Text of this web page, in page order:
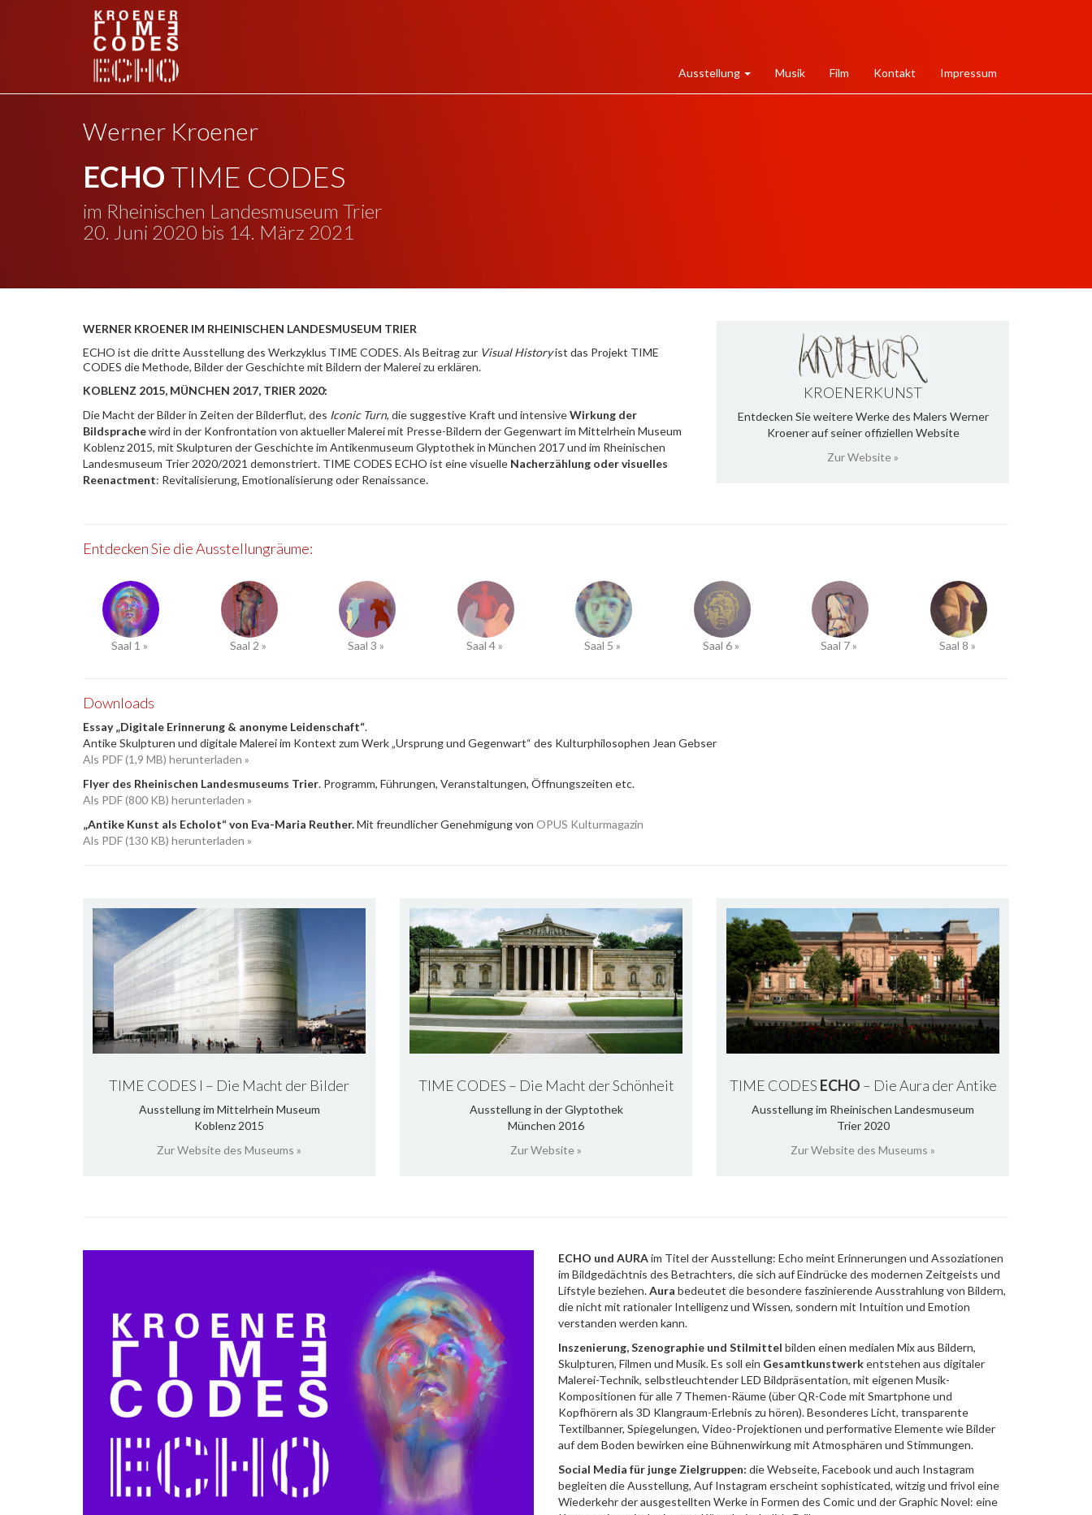
Ausstellung Musik Film Kontakt Impressum
Werner Kroener
ECHO TIME CODES
im Rheinischen Landesmuseum Trier
20. Juni 2020 bis 14. März 2021
WERNER KROENER IM RHEINISCHEN LANDESMUSEUM TRIER
ECHO ist die dritte Ausstellung des Werkzyklus TIME CODES. Als Beitrag zur Visual Historyist das Projekt TIME
CODES die Methode, Bilder der Geschichte mit Bildern der Malerei zu erklären.
KOBLENZ 2015, MÜNCHEN 2017, TRIER 2020:
Die Macht der Bilder in Zeiten der Bilderflut, des Iconic Turn, die suggestive Kraft und intensiveWirkung der
Bildsprachewird in der Konfrontation von aktueller Malerei mit Presse-Bildern der Gegenwart im Mittelrhein Museum
Koblenz 2015, mit Skulpturen der Geschichte im Antikenmuseum Glyptothek in München 2017 und im Rheinischen
Landesmuseum Trier 2020/2021 demonstriert. TIME CODES ECHO ist eine visuelle Nacherzählung oder visuelles
Reenactment: Revitalisierung, Emotionalisierung oder Renaissance.
KROENERKUNST
Entdecken Sie weitere Werke des Malers Werner
Kroener auf seiner offiziellen Website
Zur Website »
Entdecken Sie die Ausstellungräume:
Saal 1 » Saal 2 » Saal 3 » Saal 4 » Saal 5 » Saal 6 » Saal 7 » Saal 8 »
Downloads
Essay „Digitale Erinnerung & anonyme Leidenschaft“.
Antike Skulpturen und digitale Malerei im Kontext zum Werk „Ursprung und Gegenwart“ des Kulturphilosophen Jean Gebser
Als PDF (1,9 MB) herunterladen »
Flyer des Rheinischen Landesmuseums Trier. Programm, Führungen, Veranstaltungen, Öffnungszeiten etc.
Als PDF (800 KB) herunterladen »
„Antike Kunst als Echolot“ von Eva-Maria Reuther.Mit freundlicher Genehmigung von OPUS Kulturmagazin
Als PDF (130 KB) herunterladen »
TIME CODES I – Die Macht der Bilder
Ausstellung im Mittelrhein Museum
Koblenz 2015
Zur Website des Museums »
TIME CODES – Die Macht der Schönheit
Ausstellung in der Glyptothek
München 2016
Zur Website »
TIME CODES ECHO – Die Aura der Antike
Ausstellung im Rheinischen Landesmuseum
Trier 2020
Zur Website des Museums »
ECHO und AURAim Titel der Ausstellung: Echo meint Erinnerungen und Assoziationen
im Bildgedächtnis des Betrachters, die sich auf Eindrücke des modernen Zeitgeists und
Lifstyle beziehen.Aura bedeutet die besondere faszinierende Ausstrahlung von Bildern,
die nicht mit rationaler Intelligenz und Wissen, sondern mit Intuition und Emotion
verstanden werden kann.
Inszenierung, Szenographie und Stilmittel bilden einen medialen Mix aus Bildern,
Skulpturen, Filmen und Musik. Es soll ein Gesamtkunstwerkentstehen aus digitaler
Malerei-Technik, selbstleuchtender LED Bildpräsentation, mit eigenen Musik-
Kompositionen für alle 7 Themen-Räume (über QR-Code mit Smartphone und
Kopfhörern als 3D Klangraum-Erlebnis zu hören). Besonderes Licht, transparente
Textilbanner, Spiegelungen, Video-Projektionen und performative Elemente wie Bilder
auf dem Boden bewirken eine Bühnenwirkung mit Atmosphären und Stimmungen.
Social Media für junge Zielgruppen: die Webseite, Facebook und auch Instagram
begleiten die Ausstellung, Auf Instagram erscheint sophisticated, witzig und frivol eine
Wiederkehr der ausgestellten Werke in Formen des Comic und der Graphic Novel: eine